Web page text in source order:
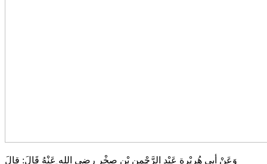
وَعَنْ أبي هُريْرة عَبْدِ الرَّحْمن بْنِ صخْرٍ رضي الله عَنْهُ قَالَ: قالَ